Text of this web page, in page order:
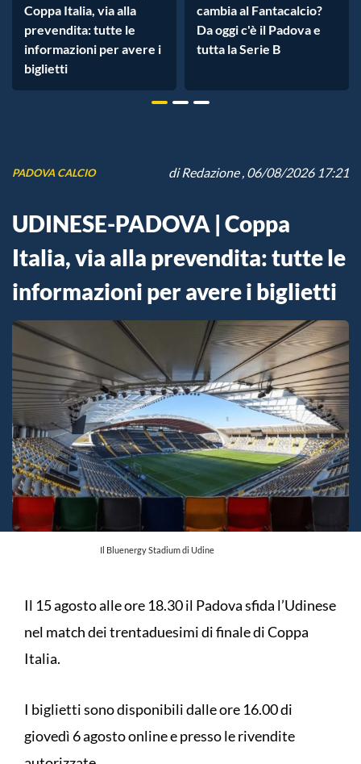
Coppa Italia, via alla
prevendita: tutte le
informazioni per avere i
biglietti
cambia al Fantacalcio?
Da oggi c'è il Padova e
tutta la Serie B
PADOVA CALCIO diRedazione, 06/08/2026 17:21
UDINESE-PADOVA | Coppa
Italia, via alla prevendita: tutte le
informazioni per avere i biglietti
Il Bluenergy Stadium di Udine
Il 15 agosto alle ore 18.30 il Padova sfida l’Udinese
nel match dei trentaduesimi di finale di Coppa
Italia.
I biglietti sono disponibili dalle ore 16.00 di
giovedì 6 agosto online e presso le rivendite